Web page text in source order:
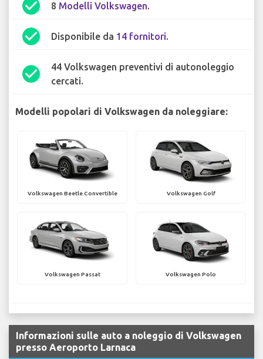
check_circle 8 Modelli Volkswagen.
check_circle Disponibile da 14 fornitori.
check_circle
44 Volkswagen preventivi di autonoleggio
cercati.
Modelli popolari di Volkswagen da noleggiare:
Volkswagen Beetle Convertible Volkswagen Golf
Volkswagen Passat Volkswagen Polo
Informazioni sulle auto a noleggio di Volkswagen
presso Aeroporto Larnaca